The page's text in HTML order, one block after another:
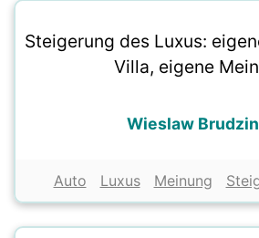
Steigerung des Luxus:
Villa, eigene
Wieslaw
Auto Luxus Meinung